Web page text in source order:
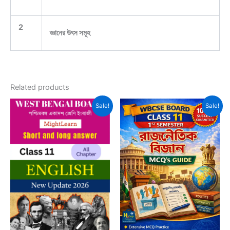
2
জ্ঞানের উৎস সমূহ
Related products
Sale! Sale!